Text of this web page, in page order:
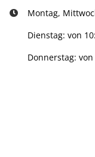
Montag,
Dienstag: von
Donnerstag: